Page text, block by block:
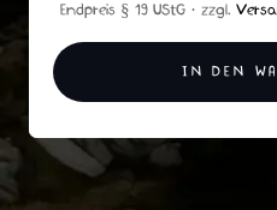
Endpreis § 19 UStG · zzgl.
IN DEN